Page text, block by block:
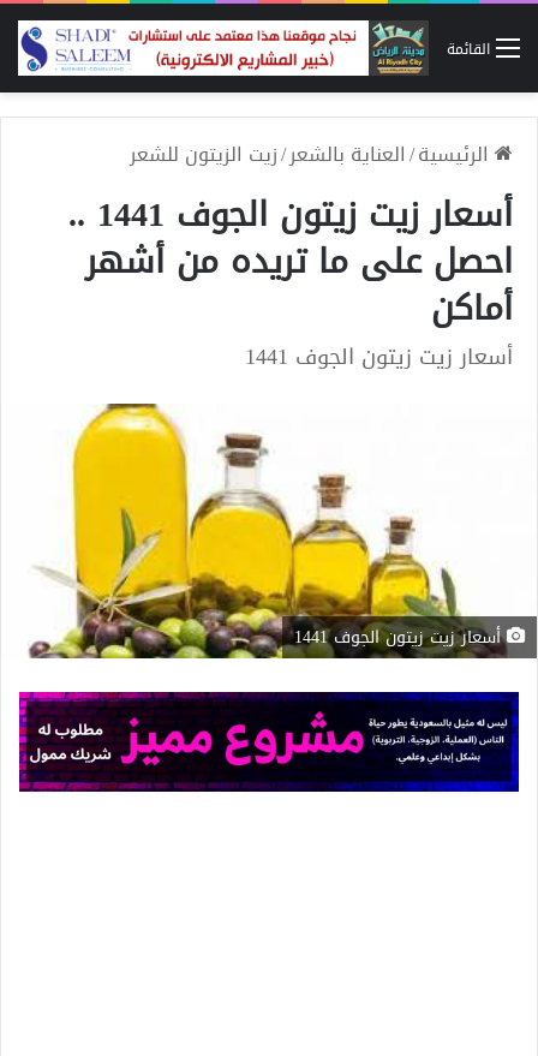
القائمة
الرئيسية/العناية بالشعر/زيت الزيتون للشعر
أسعار زيت زيتون الجوف 1441 ..
احصل على ما تريده من أشهر
أماكن
أسعار زيت زيتون الجوف 1441
أسعار زيت زيتون الجوف 1441